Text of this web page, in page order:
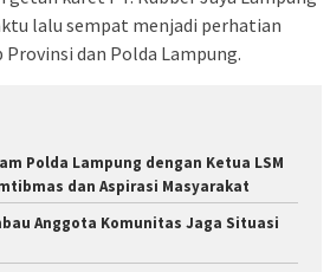
lalu sempat menjadi perhatian
dan Polda Lampung.
Polda Lampung dengan Ketua LSM
dan Aspirasi Masyarakat
Anggota Komunitas Jaga Situasi